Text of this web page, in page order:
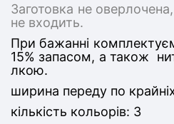
Заготовка не
не входить.
При бажанні
15% запасом, а також
лкою.
ширина переду по
кількість кольорів: 3